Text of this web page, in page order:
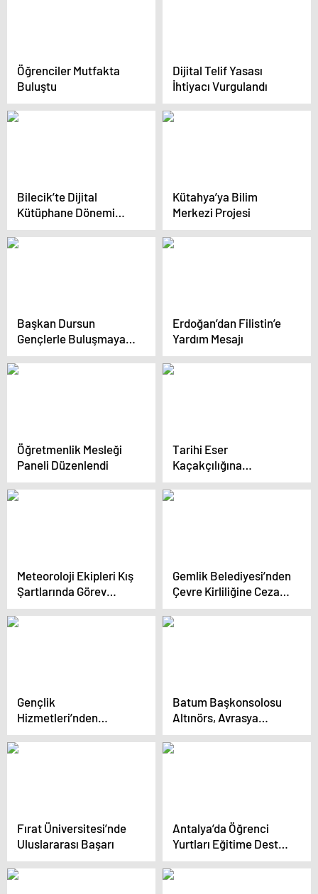
Öğrenciler Mutfakta
Buluştu
Dijital Telif Yasası
İhtiyacı Vurgulandı
Bilecik’te Dijital
Kütüphane Dönemi
Başladı
Kütahya’ya Bilim
Merkezi Projesi
Başkan Dursun
Gençlerle Buluşmaya
Devam Ediyor
Erdoğan’dan Filistin’e
Yardım Mesajı
Öğretmenlik Mesleği
Paneli Düzenlendi
Tarihi Eser
Kaçakçılığına
Operasyon
Meteoroloji Ekipleri Kış
Şartlarında Görev
Başında
Gemlik Belediyesi’nden
Çevre Kirliliğine Cezai
Müeyyide
Gençlik
Hizmetleri’nden
Erzurum’da Gençlerle
Buluşma
Batum Başkonsolosu
Altınörs, Avrasya
Üniversitesi’ni Ziyaret
Etti
Fırat Üniversitesi’nde
Uluslararası Başarı
Antalya’da Öğrenci
Yurtları Eğitime Destek
Oluyor